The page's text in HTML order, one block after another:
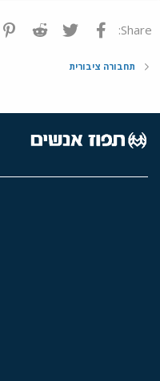
Share: פייסבוק Twitter
Reddit
תחבורה ציבורית